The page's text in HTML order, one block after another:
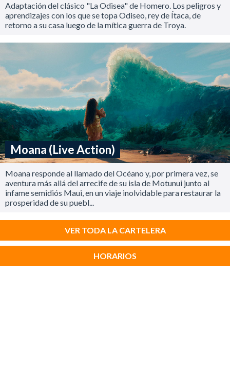
Adaptación del clásico "La Odisea" de Homero. Los peligros y
aprendizajes con los que se topa Odiseo, rey de Ítaca, de
retorno a su casa luego de la mítica guerra de Troya.
Moana (Live Action)
Moana responde al llamado del Océano y, por primera vez, se
aventura más allá del arrecife de su isla de Motunui junto al
infame semidiós Maui, en un viaje inolvidable para restaurar la
prosperidad de su puebl...
VER TODA LA CARTELERA
HORARIOS